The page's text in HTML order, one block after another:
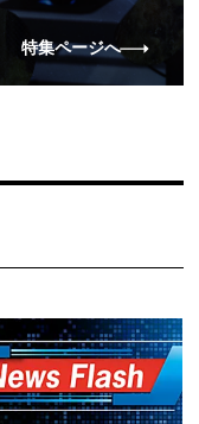
特集ページへ